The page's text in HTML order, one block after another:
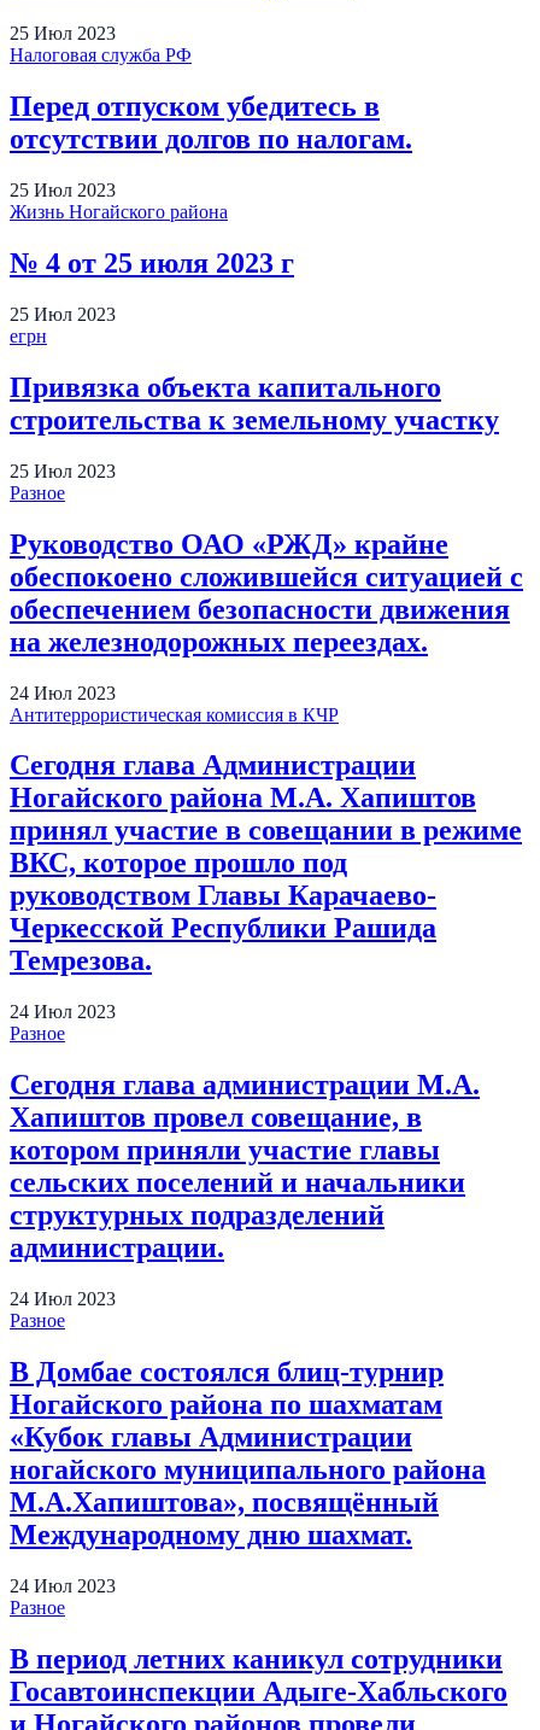
25 Июл 2023
Налоговая служба РФ
Перед отпуском убедитесь в
отсутствии долгов по налогам.
25 Июл 2023
Жизнь Ногайского района
№ 4 от 25 июля 2023 г
25 Июл 2023
егрн
Привязка объекта капитального
строительства к земельному участку
25 Июл 2023
Разное
Руководство ОАО «РЖД» крайне
обеспокоено сложившейся ситуацией с
обеспечением безопасности движения
на железнодорожных переездах.
24 Июл 2023
Антитеррористическая комиссия в КЧР
Сегодня глава Администрации
Ногайского района М.А. Хапиштов
принял участие в совещании в режиме
ВКС, которое прошло под
руководством Главы Карачаево-
Черкесской Республики Рашида
Темрезова.
24 Июл 2023
Разное
Сегодня глава администрации М.А.
Хапиштов провел совещание, в
котором приняли участие главы
сельских поселений и начальники
структурных подразделений
администрации.
24 Июл 2023
Разное
В Домбае состоялся блиц-турнир
Ногайского района по шахматам
«Кубок главы Администрации
ногайского муниципального района
М.А.Хапиштова», посвящённый
Международному дню шахмат.
24 Июл 2023
Разное
В период летних каникул сотрудники
Госавтоинспекции Адыге-Хабльского